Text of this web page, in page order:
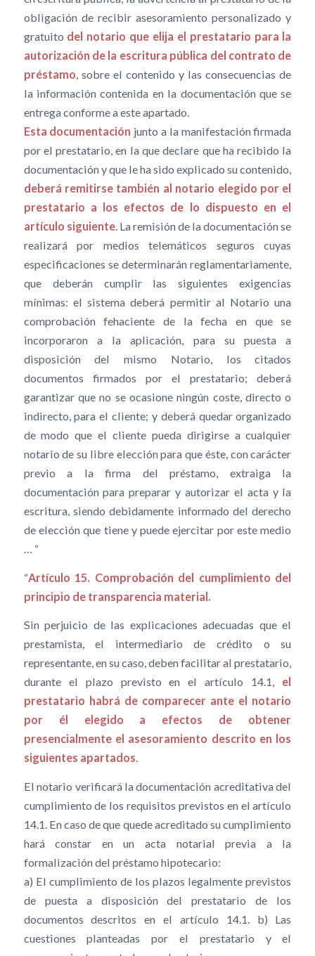
obligación de recibir asesoramiento personalizado y
gratuito del notario que elija el prestatario para la
autorización de la escritura pública del contrato de
préstamo, sobre el contenido y las consecuencias de
la información contenida en la documentación que se
entrega conforme a este apartado.
Esta documentación junto a la manifestación firmada
por el prestatario, en la que declare que ha recibido la
documentación y que le ha sido explicado su contenido,
deberá remitirse también al notario elegido por el
prestatario a los efectos de lo dispuesto en el
artículo siguiente. La remisión de la documentación se
realizará por medios telemáticos seguros cuyas
especificaciones se determinarán reglamentariamente,
que deberán cumplir las siguientes exigencias
mínimas: el sistema deberá permitir al Notario una
comprobación fehaciente de la fecha en que se
incorporaron a la aplicación, para su puesta a
disposición del mismo Notario, los citados
documentos firmados por el prestatario; deberá
garantizar que no se ocasione ningún coste, directo o
indirecto, para el cliente; y deberá quedar organizado
de modo que el cliente pueda dirigirse a cualquier
notario de su libre elección para que éste, con carácter
previo a la firma del préstamo, extraiga la
documentación para preparar y autorizar el acta y la
escritura, siendo debidamente informado del derecho
de elección que tiene y puede ejercitar por este medio
… “
“Artículo 15. Comprobación del cumplimiento del
principio de transparencia material.
Sin perjuicio de las explicaciones adecuadas que el
prestamista, el intermediario de crédito o su
representante, en su caso, deben facilitar al prestatario,
durante el plazo previsto en el artículo 14.1, el
prestatario habrá de comparecer ante el notario
por él elegido a efectos de obtener
presencialmente el asesoramiento descrito en los
siguientes apartados.
El notario verificará la documentación acreditativa del
cumplimiento de los requisitos previstos en el artículo
14.1. En caso de que quede acreditado su cumplimiento
hará constar en un acta notarial previa a la
formalización del préstamo hipotecario:
a) El cumplimiento de los plazos legalmente previstos
de puesta a disposición del prestatario de los
documentos descritos en el artículo 14.1. b) Las
cuestiones planteadas por el prestatario y el